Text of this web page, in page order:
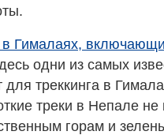
в Гималаях,
одни из самых
треккинга в
треки в Непале
горам и